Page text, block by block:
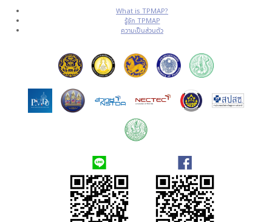
What is TPMAP?
รู้จัก TPMAP
ความเป็นส่วนตัว